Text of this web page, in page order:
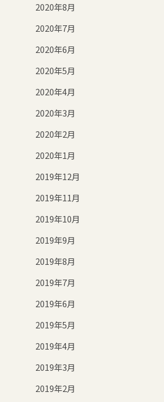
2020年8月
2020年7月
2020年6月
2020年5月
2020年4月
2020年3月
2020年2月
2020年1月
2019年12月
2019年11月
2019年10月
2019年9月
2019年8月
2019年7月
2019年6月
2019年5月
2019年4月
2019年3月
2019年2月